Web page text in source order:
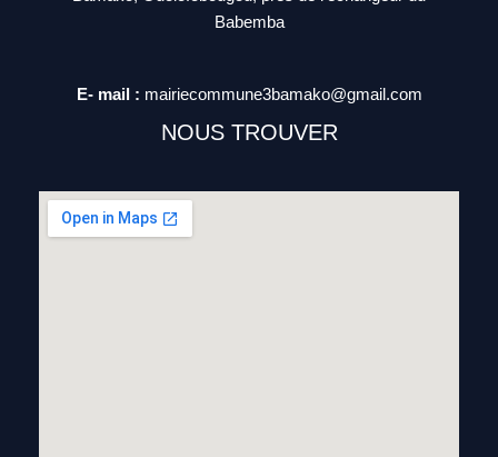
Babemba
E- mail : mairiecommune3bamako@gmail.com
NOUS TROUVER